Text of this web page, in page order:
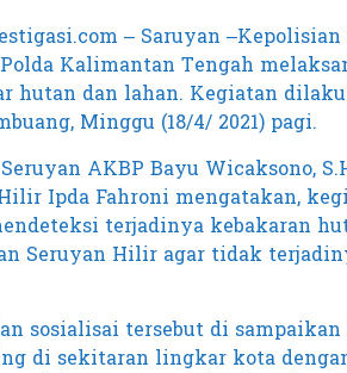
– Saruyan
Kalimantan Tengah
hutan dan lahan. Kegiatan
Minggu (18/4/ 2021) pagi.
AKBP Bayu Wicaksono,
Ipda Fahroni mengatakan,
terjadinya kebakaran
Seruyan Hilir agar tidak
sosialisai tersebut di
di sekitaran lingkar kota